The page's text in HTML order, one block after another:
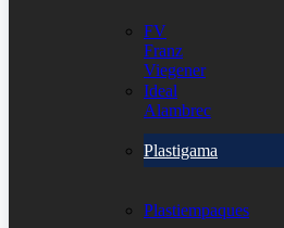
FV
Franz
Viegener
Ideal
Alambrec
Plastigama
Plastiempaques